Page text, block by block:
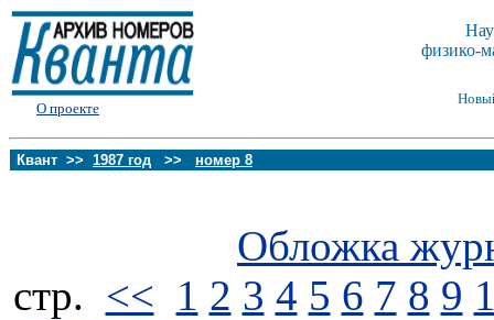
О проекте
физико-
Квант >> 1987 год >> номер 8
Обложка
стp. << 1 2 3 4 5 6 7 8 9